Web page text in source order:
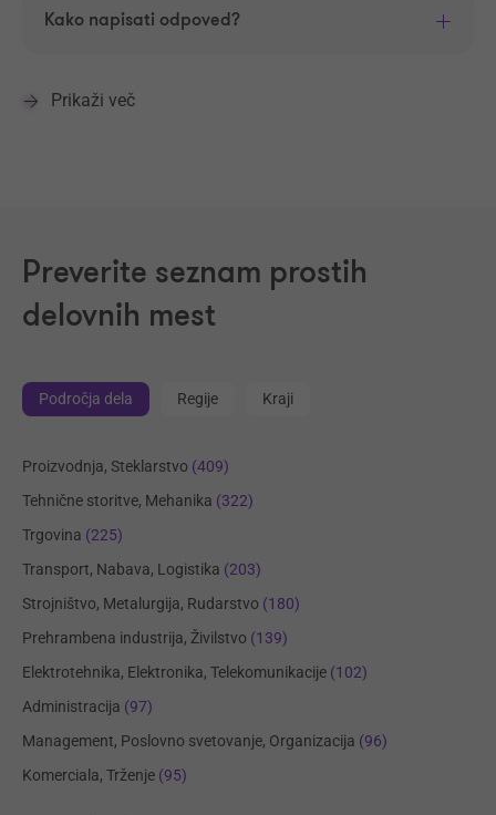
Kako napisati odpoved?
Prikaži več
Preverite seznam prostih
delovnih mest
Področja dela Regije Kraji
Proizvodnja, Steklarstvo (409)
Tehnične storitve, Mehanika (322)
Trgovina (225)
Transport, Nabava, Logistika (203)
Strojništvo, Metalurgija, Rudarstvo (180)
Prehrambena industrija, Živilstvo (139)
Elektrotehnika, Elektronika, Telekomunikacije (102)
Administracija (97)
Management, Poslovno svetovanje, Organizacija (96)
Komerciala, Trženje (95)